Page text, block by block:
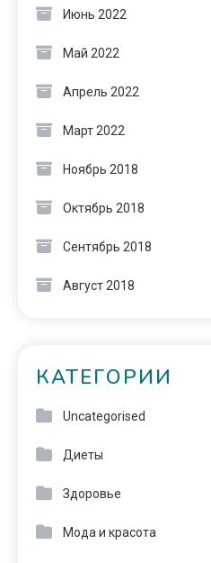
Июнь 2022
Май 2022
Апрель 2022
Март 2022
Ноябрь 2018
Октябрь 2018
Сентябрь 2018
Август 2018
КАТЕГОРИИ
Uncategorised
Диеты
Здоровье
Мода и красота